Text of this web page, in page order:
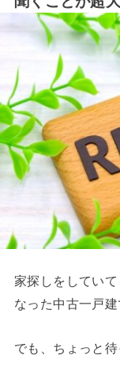
家探しをしてい
なった中古一戸建
でも、ちょっと待